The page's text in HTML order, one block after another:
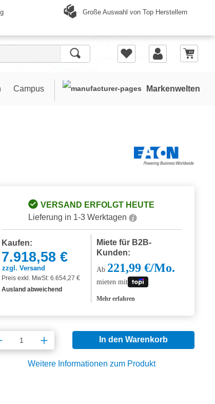
Große Auswahl von Top Herstellern
Campus Markenwelten
VERSAND ERFOLGT HEUTE
Lieferung in 1-3 Werktagen
Kaufen:
7.918,58 €
zzgl. Versand
Preis exkl. MwSt: 6.654,27 €
Ausland abweichend
Miete für B2B-
Kunden:
Ab 221,99 €/Mo.
mieten mit
Mehr erfahren
Anzahl: Gib den gewünschten
In den Warenkorb
Weitere Informationen zum Produkt